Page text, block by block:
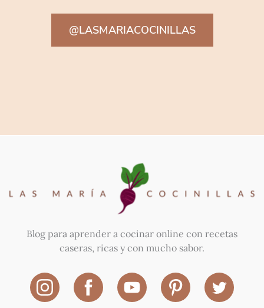
@LASMARIACOCINILLAS
Blog para aprender a cocinar online con recetas
caseras, ricas y con mucho sabor.